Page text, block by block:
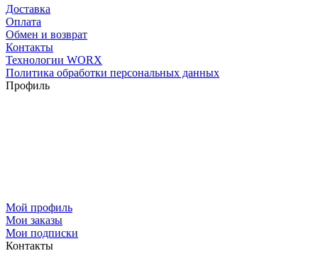
Доставка
Оплата
Обмен и возврат
Контакты
Технологии WORX
Политика обработки персональных данных
Профиль
Мой профиль
Мои заказы
Мои подписки
Контакты